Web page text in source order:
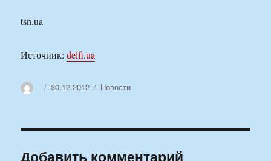
tsn.ua
Источник:delfi.ua
АвторОпубликовано
30.12.2012 Рубрики
Новости
Добавить комментарий